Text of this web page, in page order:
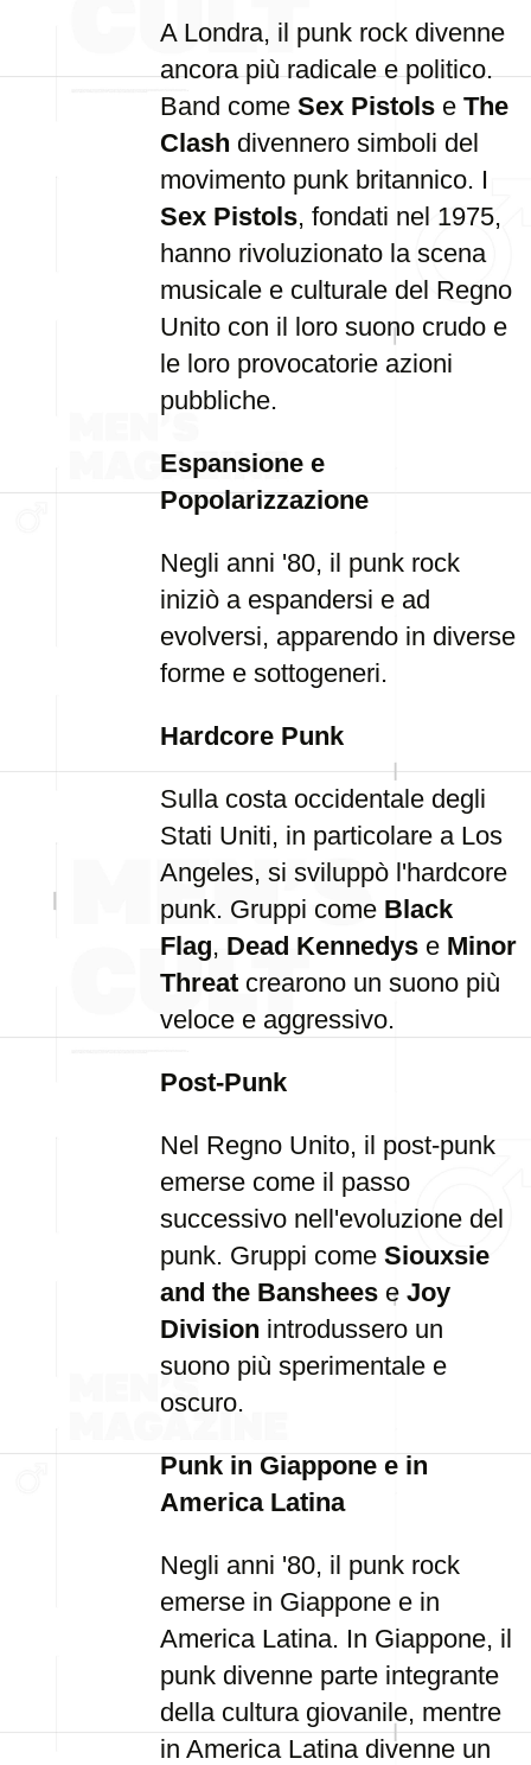
A Londra, il punk rock divenne
ancora più radicale e politico.
Band come Sex Pistols e The
Clash divennero simboli del
movimento punk britannico. I
Sex Pistols, fondati nel 1975,
hanno rivoluzionato la scena
musicale e culturale del Regno
Unito con il loro suono crudo e
le loro provocatorie azioni
pubbliche.
Espansione e
Popolarizzazione
Negli anni '80, il punk rock
iniziò a espandersi e ad
evolversi, apparendo in diverse
forme e sottogeneri.
Hardcore Punk
Sulla costa occidentale degli
Stati Uniti, in particolare a Los
Angeles, si sviluppò l'hardcore
punk. Gruppi come Black
Flag, Dead Kennedys e Minor
Threat crearono un suono più
veloce e aggressivo.
Post-Punk
Nel Regno Unito, il post-punk
emerse come il passo
successivo nell'evoluzione del
punk. Gruppi come Siouxsie
and the Banshees e Joy
Division introdussero un
suono più sperimentale e
oscuro.
Punk in Giappone e in
America Latina
Negli anni '80, il punk rock
emerse in Giappone e in
America Latina. In Giappone, il
punk divenne parte integrante
della cultura giovanile, mentre
in America Latina divenne un